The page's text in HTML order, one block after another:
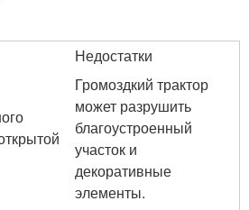
Недостатки
Громоздкий трактор
может разрушить
благоустроенный
участок и
декоративные
элементы.